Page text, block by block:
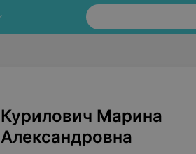
Курилович Марина
Александровна